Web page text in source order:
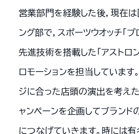
営業部門を経験した後，現在は
ング部で，スポーツウオッチ「プ
先進技術を搭載した「アストロ
ロモーションを担当しています
ジに合った店頭の演出を考えた
ャンペーンを企画してブランド
につなげていきます。時には